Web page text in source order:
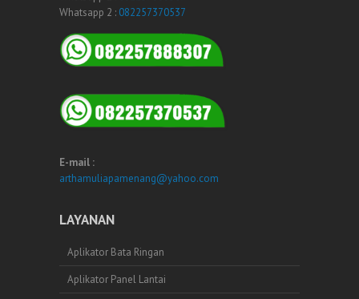
Whatsapp 2 : 082257370537
E-mail :
arthamuliapamenang@yahoo.com
LAYANAN
Aplikator Bata Ringan
Aplikator Panel Lantai